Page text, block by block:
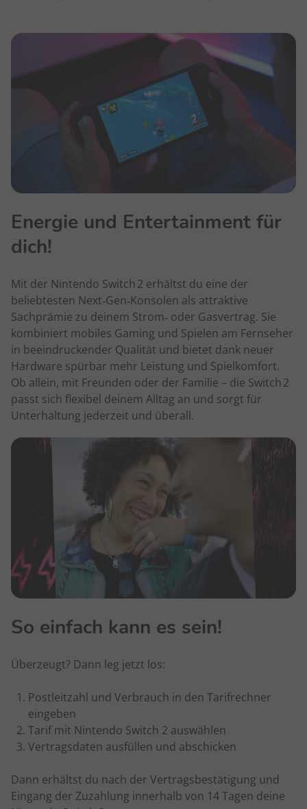
Energie und Entertainment für
dich!
Mit der Nintendo Switch 2 erhältst du eine der
beliebtesten Next‑Gen‑Konsolen als attraktive
Sachprämie zu deinem Strom‑ oder Gasvertrag. Sie
kombiniert mobiles Gaming und Spielen am Fernseher
in beeindruckender Qualität und bietet dank neuer
Hardware spürbar mehr Leistung und Spielkomfort.
Ob allein, mit Freunden oder der Familie – die Switch 2
passt sich flexibel deinem Alltag an und sorgt für
Unterhaltung jederzeit und überall.
So einfach kann es sein!
Überzeugt? Dann leg jetzt los:
Postleitzahl und Verbrauch in den Tarifrechner
eingeben
Tarif mit Nintendo Switch 2 auswählen
Vertragsdaten ausfüllen und abschicken
Dann erhältst du nach der Vertragsbestätigung und
Eingang der Zuzahlung innerhalb von 14 Tagen deine